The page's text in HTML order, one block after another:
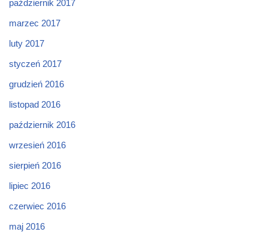
październik 2017
marzec 2017
luty 2017
styczeń 2017
grudzień 2016
listopad 2016
październik 2016
wrzesień 2016
sierpień 2016
lipiec 2016
czerwiec 2016
maj 2016